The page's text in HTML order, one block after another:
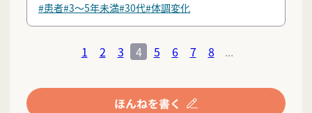
#患者#3〜5年未満#30代#体調変化
1 2 3 4 5 6 7 8 ...